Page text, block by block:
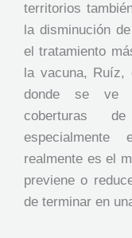
territorios
la disminución
el tratamiento
la vacuna, Ruíz,
donde se ve
coberturas
especialmente
realmente es el
previene o
de terminar en